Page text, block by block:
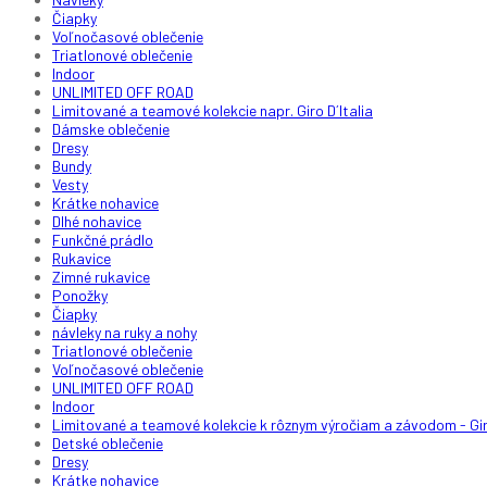
Čiapky
Voľnočasové oblečenie
Triatlonové oblečenie
Indoor
UNLIMITED OFF ROAD
Limitované a teamové kolekcie napr. Giro D´Italia
Dámske oblečenie
Dresy
Bundy
Vesty
Krátke nohavice
Dlhé nohavice
Funkčné prádlo
Rukavice
Zimné rukavice
Ponožky
Čiapky
návleky na ruky a nohy
Triatlonové oblečenie
Voľnočasové oblečenie
UNLIMITED OFF ROAD
Indoor
Limitované a teamové kolekcie k rôznym výročiam a závodom -
Detské oblečenie
Dresy
Krátke nohavice